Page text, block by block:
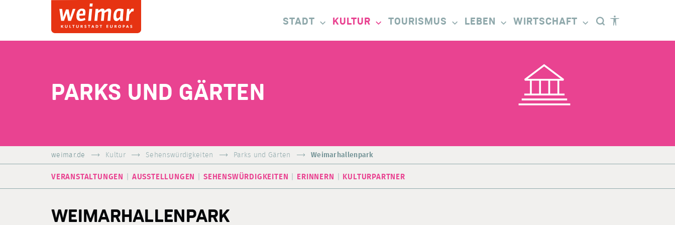
STADT KULTUR TOURISMUS LEBEN WIRTSCHAFT
PARKS UND GÄRTEN
weimar.de Kultur Sehenswürdigkeiten Parks und Gärten Weimarhallenpark
VERANSTALTUNGEN AUSSTELLUNGEN SEHENSWÜRDIGKEITEN ERINNERN KULTURPARTNER
WEIMARHALLENPARK